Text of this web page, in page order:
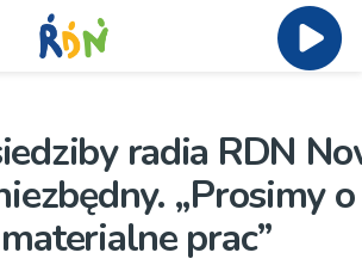
radia RDN
„Prosimy o
prac”